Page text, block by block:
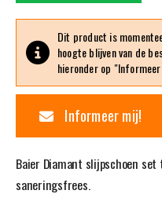
Dit product is
hoogte blijven van de
hieronder op
Informeer mij!
Baier Diamant slijpschoen set
saneringsfrees.